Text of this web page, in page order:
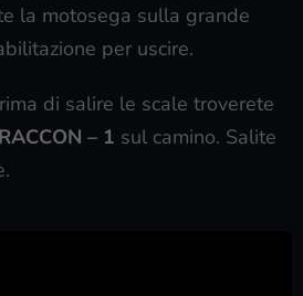
la motosega sulla grande
per uscire.
di salire le scale troverete
– 1 sul camino. Salite